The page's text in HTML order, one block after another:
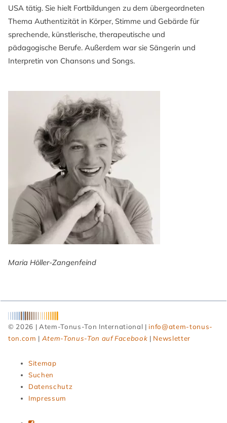
USA tätig. Sie hielt Fortbildungen zu dem übergeordneten
Thema Authentizität in Körper, Stimme und Gebärde für
sprechende, künstlerische, therapeutische und
pädagogische Berufe. Außerdem war sie Sängerin und
Interpretin von Chansons und Songs.
Maria Höller-Zangenfeind
© 2026 | Atem-Tonus-Ton International | info@atem-tonus-
ton.com | Atem-Tonus-Ton auf Facebook | Newsletter
überspringen
Sitemap
Suchen
Datenschutz
Impressum